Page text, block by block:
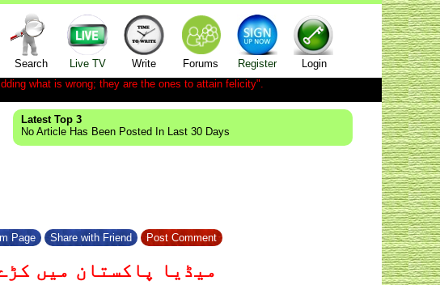
Search Live TV Write Forums Register
Login
what is wrong; they are the ones to attain felicity".
Latest Top 3
No Article Has Been Posted In Last 30 Days
Page Share with Friend Post Comment
میڈیا پاکستان میں